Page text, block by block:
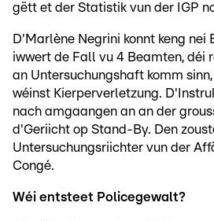
gëtt et der Statistik vun der IGP
D'Marlène Negrini konnt keng nei
iwwert de Fall vu 4 Beamten, déi
an Untersuchungshaft komm
wéinst Kierperverletzung.
nach amgaangen an an der
d'Geriicht op Stand-By. Den
Untersuchungsriichter vun der
Congé.
Wéi entsteet Policegewalt?